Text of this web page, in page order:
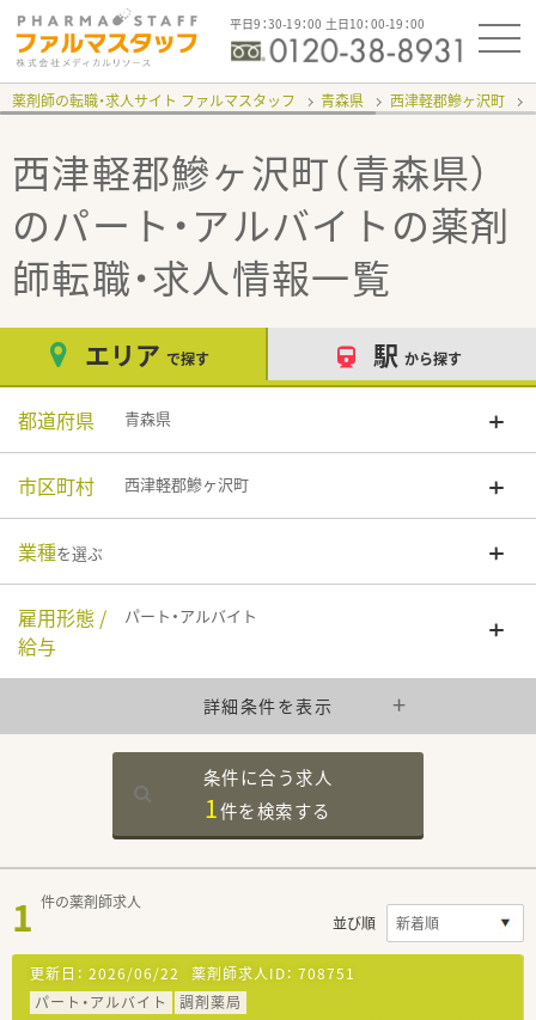
平日9：30-19：00 土日10：00-19：00
薬剤師の転職・求人サイト ファルマスタッフ 青森県 西津軽郡鰺ヶ沢町
西津軽郡鰺ヶ沢町（青森県）
のパート・アルバイトの薬剤
師転職・求人情報一覧
エリア で探す 駅 から探す
都道府県 青森県
市区町村 西津軽郡鰺ヶ沢町
業種を選ぶ
雇用形態 /
給与
パート・アルバイト
詳細条件を表示
条件に合う求人
1件を検索する
1 件の薬剤師求人
並び順
更新日： 2026/06/22 薬剤師求人ID： 708751
パート・アルバイト
調剤薬局